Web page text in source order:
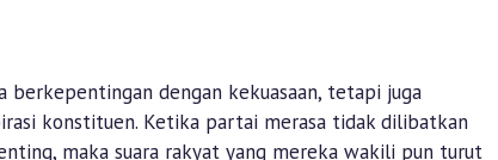
berkepentingan dengan kekuasaan, tetapi juga
konstituen. Ketika partai merasa tidak dilibatkan
maka suara rakyat yang mereka wakili pun turut